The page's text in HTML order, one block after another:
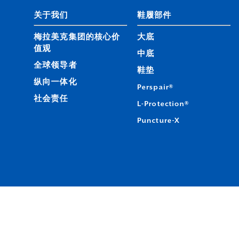
关于我们
梅拉美克集团的核心价
值观
全球领导者
纵向一体化
社会责任
鞋履部件
大底
中底
鞋垫
Perspair®
L-Protection®
Puncture-X